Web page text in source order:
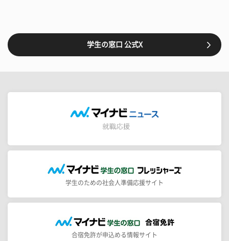
学生の窓口 公式X
学生のための社会人準備応援サイト
合宿免許が申込める情報サイト